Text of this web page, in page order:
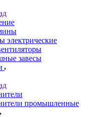
электрические
завесы
промышленные